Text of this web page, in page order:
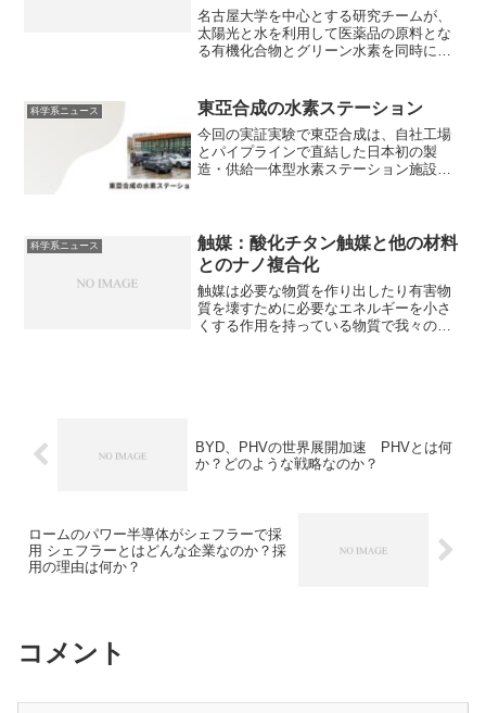
か？どのような工夫がされている
のか？
名古屋大学を中心とする研究チームが、
太陽光と水を利用して医薬品の原料とな
る有機化合物とグリーン水素を同時に生
ネルギーや化学品の生産を可能にする画
期的な技術である人口光合成とは何か、
生成されるグリーン水素とは何かなどを
知ることができる記事になっています。
科学系ニュース 東亞合成の水素ステーション
今回の実証実験で東亞合成は、自社工場
とパイプラインで直結した日本初の製
造・供給一体型水素ステーション施設の
科学系ニュース
触媒：酸化チタン触媒と他の材料
とのナノ複合化
触媒は必要な物質を作り出したり有害物
質を壊すために必要なエネルギーを小さ
くする作用を持っている物質で我々の生
BYD、PHVの世界展開加速 PHVとは何
か？どのような戦略なのか？
ロームのパワー半導体がシェフラーで採
用 シェフラーとはどんな企業なのか？採
用の理由は何か？
コメント